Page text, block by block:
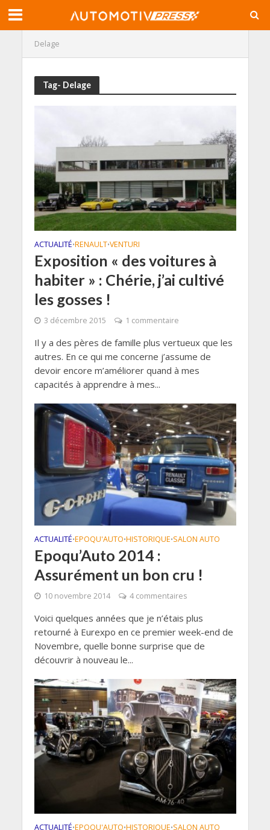
Delage
Tag- Delage
ACTUALITÉ•RENAULT•VENTURI
Exposition « des voitures à
habiter » : Chérie, j’ai cultivé
les gosses !
3 décembre 2015 1 commentaire
Il y a des pères de famille plus vertueux que les
autres. En ce qui me concerne j’assume de
devoir encore m’améliorer quand à mes
capacités à apprendre à mes...
ACTUALITÉ•EPOQU'AUTO•HISTORIQUE•SALON AUTO
Epoqu’Auto 2014 :
Assurément un bon cru !
10 novembre 2014 4 commentaires
Voici quelques années que je n’étais plus
retourné à Eurexpo en ce premier week-end de
Novembre, quelle bonne surprise que de
découvrir à nouveau le...
ACTUALITÉ•EPOQU'AUTO•HISTORIQUE•SALON AUTO